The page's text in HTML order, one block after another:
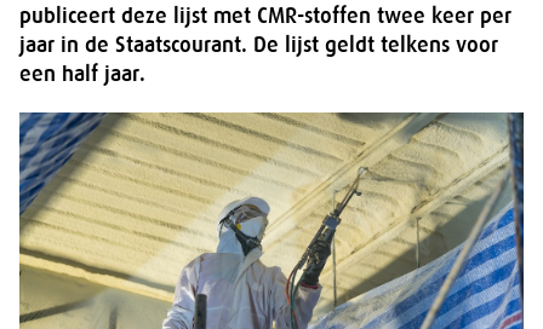
publiceert deze lijst met CMR-stoffen twee keer per
jaar in de Staatscourant. De lijst geldt telkens voor
een half jaar.